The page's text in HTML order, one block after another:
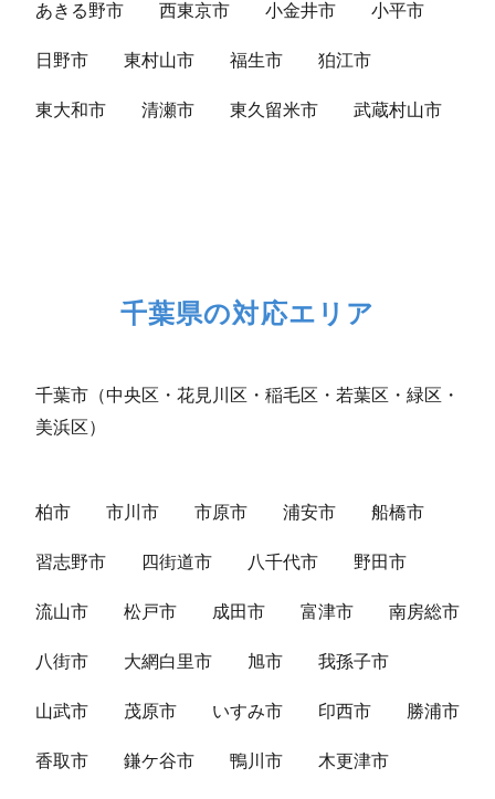
あきる野市 西東京市 小金井市 小平市
日野市 東村山市 福生市 狛江市
東大和市 清瀬市 東久留米市 武蔵村山市
千葉県の対応エリア
千葉市（中央区・花見川区・稲毛区・若葉区・緑区・
美浜区）
柏市 市川市 市原市 浦安市 船橋市
習志野市 四街道市 八千代市 野田市
流山市 松戸市 成田市 富津市 南房総市
八街市 大網白里市 旭市 我孫子市
山武市 茂原市 いすみ市 印西市 勝浦市
香取市 鎌ケ谷市 鴨川市 木更津市